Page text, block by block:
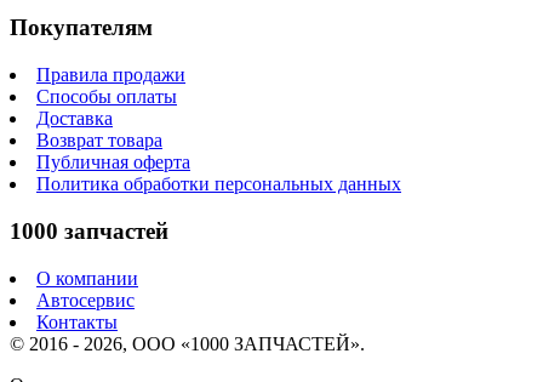
Покупателям
Правила продажи
Способы оплаты
Доставка
Возврат товара
Публичная оферта
Политика обработки персональных данных
1000 запчастей
О компании
Автосервис
Контакты
© 2016 - 2026, ООО «1000 ЗАПЧАСТЕЙ».